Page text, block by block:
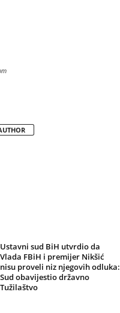
Ustavni sud BiH utvrdio da
Vlada FBiH i premijer Nikšić
nisu proveli niz njegovih odluka:
Sud obavijestio državno
Tužilaštvo